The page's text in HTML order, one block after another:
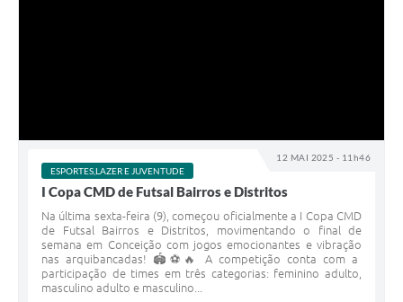
12 MAI 2025 - 11h46
ESPORTES,LAZER E JUVENTUDE
I Copa CMD de Futsal Bairros e Distritos
Na última sexta-feira (9), começou oficialmente a I Copa CMD
de Futsal Bairros e Distritos, movimentando o final de
semana em Conceição com jogos emocionantes e vibração
nas arquibancadas! 🏟️⚽🔥 A competição conta com a
participação de times em três categorias: feminino adulto,
masculino adulto e masculino...